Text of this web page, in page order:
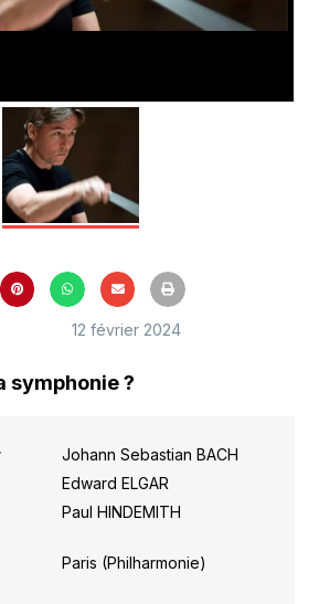
12 février 2024
symphonie ?
Johann Sebastian BACH
Edward ELGAR
Paul HINDEMITH
Paris (Philharmonie)